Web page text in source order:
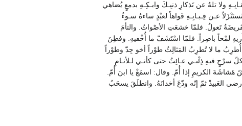
ولا تلهُ عن تَذكارِ ذنبِـكَ وابـكِـهِ بدمعٍ يُضاهي
عـن قِـبـابِـهِ فَواهاً لعبْدٍ ساءهُ سـوءُ
تَعولُ. فلمّا خشعَتِ الأصْواتُ. والتأمَ
لمْحاً باصِراً. فلمّا اسْتَشَفّ ما أُخْفيهِ. وفطِنَ
ما لا تُطرِبُ المَثالِثُ طوْراً أخو جِدّ وطوْراً
فيهِ ذِئْبـي عـائِثُ حتى كأنـي لـلأنـامِ
الكريمِ إذا أُمّ. وقال: اسمَعْ يا ابنَ أُمّ.
العَبيدْ ثمّ إنّه ودّعَ أخدانَهُ. وانطلَقَ يسحَبُ